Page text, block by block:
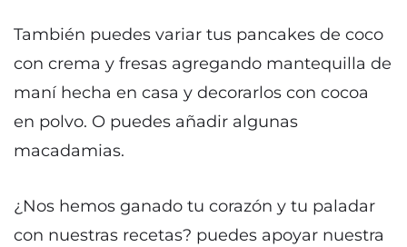
También puedes variar tus pancakes de coco
con crema y fresas agregando mantequilla de
maní hecha en casa y decorarlos con cocoa
en polvo. O puedes añadir algunas
macadamias.
¿Nos hemos ganado tu corazón y tu paladar
con nuestras recetas? puedes apoyar nuestra